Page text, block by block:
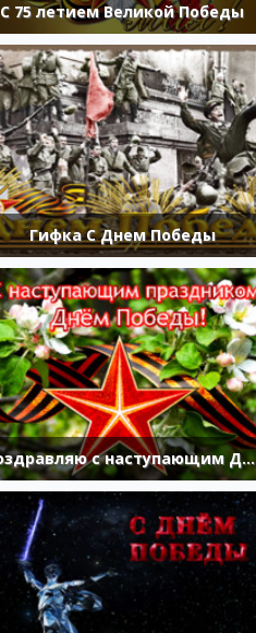
С 75 летием Великой Победы
Гифка С Днем Победы
Поздравляю с наступающим Днём Победы